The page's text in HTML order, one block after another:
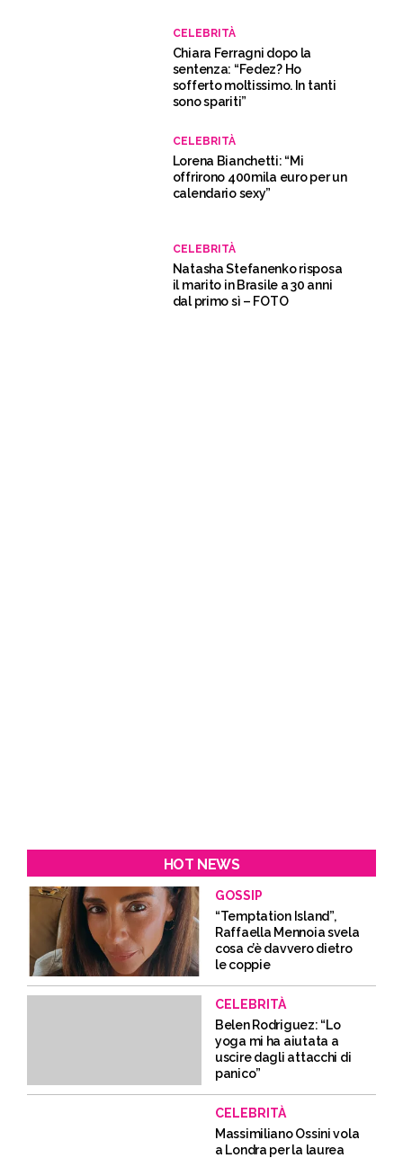
CELEBRITÀ
Chiara Ferragni dopo la
sentenza: “Fedez? Ho
sofferto moltissimo. In tanti
sono spariti”
CELEBRITÀ
Lorena Bianchetti: “Mi
offrirono 400mila euro per un
calendario sexy”
CELEBRITÀ
Natasha Stefanenko risposa
il marito in Brasile a 30 anni
dal primo sì – FOTO
HOT NEWS
GOSSIP
“Temptation Island”,
Raffaella Mennoia svela
cosa c’è davvero dietro
le coppie
CELEBRITÀ
Belen Rodriguez: “Lo
yoga mi ha aiutata a
uscire dagli attacchi di
panico”
CELEBRITÀ
Massimiliano Ossini vola
a Londra per la laurea